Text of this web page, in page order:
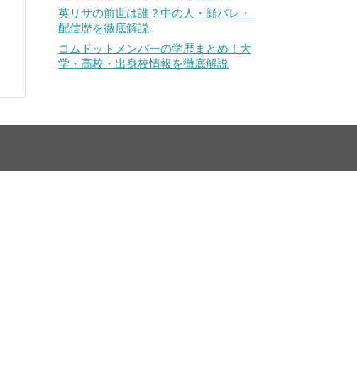
英リサの前世は誰？中の人・顔バレ・
配信歴を徹底解説
コムドットメンバーの学歴まとめ！大
学・高校・出身校情報を徹底解説